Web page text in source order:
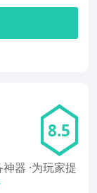
8.5
器 ·为玩家提